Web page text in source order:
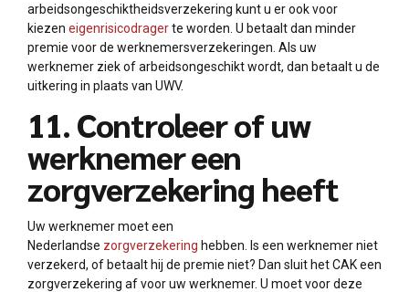
arbeidsongeschiktheidsverzekering kunt u er ook voor
kiezen eigenrisicodragerte worden. U betaalt dan minder
premie voor de werknemersverzekeringen. Als uw
werknemer ziek of arbeidsongeschikt wordt, dan betaalt u de
uitkering in plaats van UWV.
11. Controleer of uw
werknemer een
zorgverzekering heeft
Uw werknemer moet een
Nederlandse zorgverzekering hebben. Is een werknemer niet
verzekerd, of betaalt hij de premie niet? Dan sluit het CAK een
zorgverzekering af voor uw werknemer. U moet voor deze